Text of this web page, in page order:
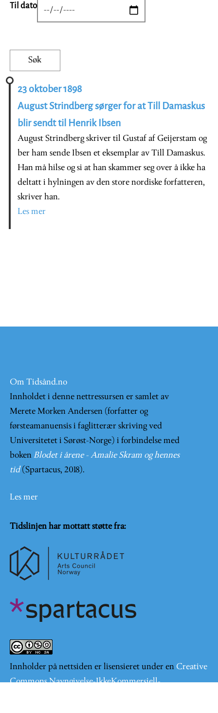
Til dato DATE
23 oktober 1898
August Strindberg sørger for at Till Damaskus
blir sendt til Henrik Ibsen
August Strindberg skriver til Gustaf af Geijerstam og
ber ham sende Ibsen et eksemplar av Till Damaskus.
Han må hilse og si at han skammer seg over å ikke ha
deltatt i hylningen av den store nordiske forfatteren,
skriver han.
Les mer
Om Tidsånd.no
Innholdet i denne nettressursen er samlet av
Merete Morken Andersen (forfatter og
førsteamanuensis i faglitterær skriving ved
Universitetet i Sørøst-Norge) i forbindelse med
boken Blodet i årene - Amalie Skram og hennes
tid (Spartacus, 2018).
Les mer
Tidslinjen har mottatt støtte fra:
Innholder på nettsiden er lisensieret under en Creative
Commons Navngivelse-IkkeKommersiell-